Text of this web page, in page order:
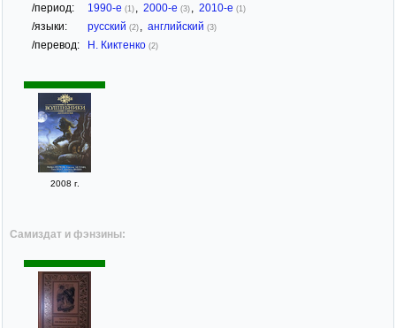
/период: 1990-е (1) 2000-е (3) 2010-е (1)
/языки: русский (2) английский (3)
/перевод: Н. Киктенко (2)
2008 г.
Самиздат и фэнзины: